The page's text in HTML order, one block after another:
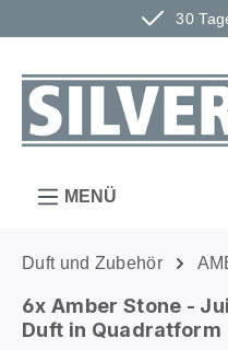
30
Zum Hauptinhalt springen
MENÜ
Duft und Zubehör
6x Amber Stone -
Duft in Quadratform